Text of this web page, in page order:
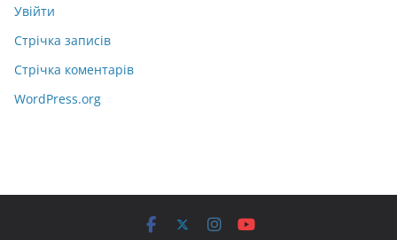
Увійти
Стрічка записів
Стрічка коментарів
WordPress.org